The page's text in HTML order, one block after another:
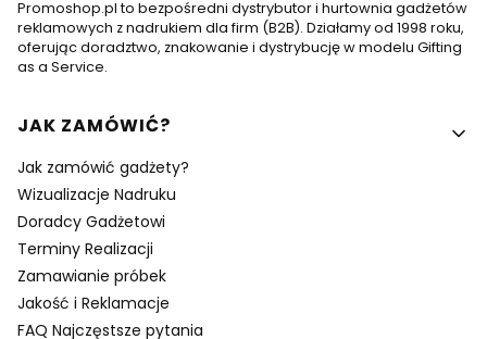
Promoshop.pl to bezpośredni dystrybutor i hurtownia gadżetów
reklamowych z nadrukiem dla firm (B2B). Działamy od 1998 roku,
oferując doradztwo, znakowanie i dystrybucję w modelu Gifting
as a Service.
Linki w stopce
JAK ZAMÓWIĆ?
Jak zamówić gadżety?
Wizualizacje Nadruku
Doradcy Gadżetowi
Terminy Realizacji
Zamawianie próbek
Jakość i Reklamacje
FAQ Najczęstsze pytania